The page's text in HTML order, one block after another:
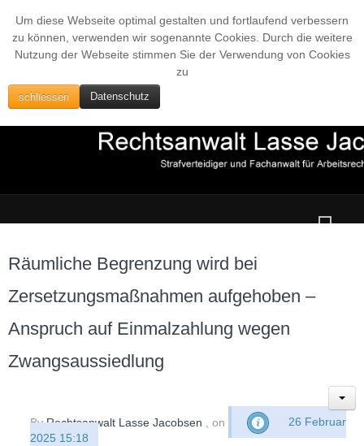
Um diese Webseite optimal gestalten und fortlaufend verbessern
zu können, verwenden wir sogenannte Cookies. Durch die weitere
Nutzung der Webseite stimmen Sie der Verwendung von Cookies
zu
schliessen Datenschutz
Räumliche Begrenzung wird bei
Zersetzungsmaßnahmen aufgehoben –
Anspruch auf Einmalzahlung wegen
Zwangsaussiedlung
ByRechtsanwalt Lasse Jacobsen , on
26 Februar
2025 15:18